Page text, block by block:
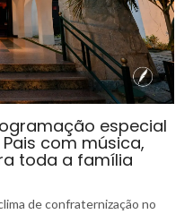
especial
com música,
toda a família
de confraternização no